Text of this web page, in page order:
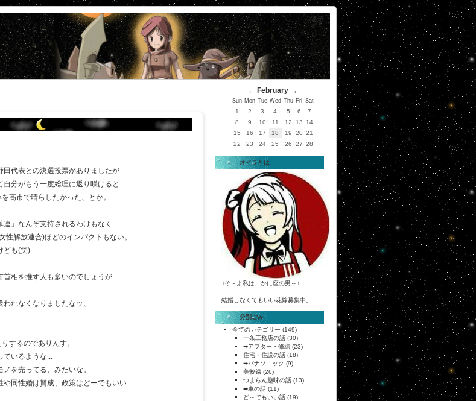
掲示
田代表との決選投票がありましたが
分がもう一度総理に返り咲けると
高市で晴らしたかった、とか。
」なんぞ支持されるわけもなく
性解放連合)ほどのインパクトもない。
ども(笑)
相を推す人も多いのでしょうが
れなくなりましたなッ、
するのでありんす。
ているような...
を売ってる、みたいな。
同性婚は賛成、政策はどーでもいい
← February →
Sun Mon Tue Wed Thu Fri Sat
1 2 3 4 5 6
7
8
9 10 11 12 13
14
15
16 17 18 19 20 21
22
23 24 25 26 27 28
オイラとは
♪そ～よ私は、かに座の男～♪
結婚しなくてもいい花嫁募集中。
分別ごみ
全てのカテゴリー (149)
一条工務店の話 (30)
➡アフター・修繕 (23)
住宅・住設の話 (18)
➡パナソニック (9)
美貌録 (26)
つまらん趣味の話 (13)
➡車の話 (11)
ど～でもいい話 (19)